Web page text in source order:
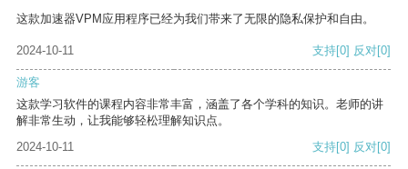
这款加速器VPM应用程序已经为我们带来了无限的隐私保护和自由。
2024-10-11 支持[0] 反对[0]
游客
这款学习软件的课程内容非常丰富，涵盖了各个学科的知识。老师的讲
解非常生动，让我能够轻松理解知识点。
2024-10-11
支持[0] 反对[0]